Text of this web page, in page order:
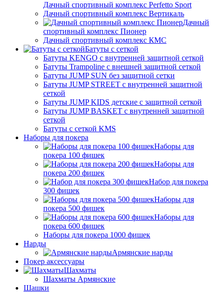
Дачный спортивный комплекс Perfetto Sport
Дачный спортивный комплекс Вертикаль
Дачный
спортивный комплекс Пионер
Дачный спортивный комплекс КМС
Батуты с сеткой
Батуты KENGO с внутренней защитной сеткой
Батуты Trampoline с внешней защитной сеткой
Батуты JUMP SUN без защитной сетки
Батуты JUMP STREET с внутренней защитной
сеткой
Батуты JUMP KIDS детские с защитной сеткой
Батуты JUMP BASKET с внутренней защитной
сеткой
Батуты с сеткой KMS
Наборы для покера
Наборы для
покера 100 фишек
Наборы для
покера 200 фишек
Набор для покера
300 фишек
Наборы для
покера 500 фишек
Наборы для
покера 600 фишек
Наборы для покера 1000 фишек
Нарды
Армянские нарды
Покер аксессуары
Шахматы
Шахматы Армянские
Шашки